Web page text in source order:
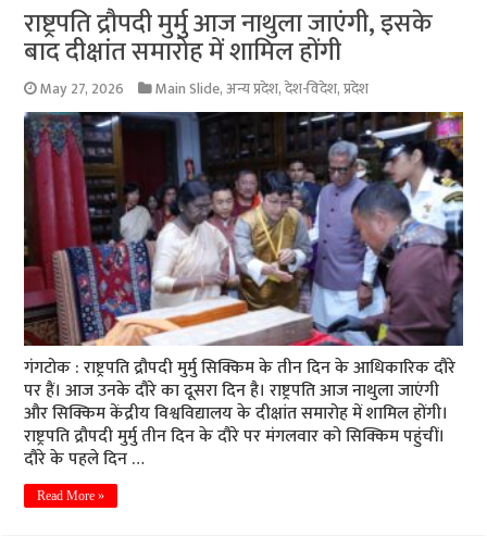
राष्ट्रपति द्रौपदी मुर्मु आज नाथुला जाएंगी, इसके
बाद दीक्षांत समारोह में शामिल होंगी
May 27, 2026 Main Slide,अन्य प्रदेश,देश-विदेश,प्रदेश
गंगटोक : राष्ट्रपति द्रौपदी मुर्मु सिक्किम के तीन दिन के आधिकारिक दौरे
पर हैं। आज उनके दौरे का दूसरा दिन है। राष्ट्रपति आज नाथुला जाएंगी
और सिक्किम केंद्रीय विश्वविद्यालय के दीक्षांत समारोह में शामिल होंगी।
राष्ट्रपति द्रौपदी मुर्मु तीन दिन के दौरे पर मंगलवार को सिक्किम पहुंचीं।
दौरे के पहले दिन …
Read More »